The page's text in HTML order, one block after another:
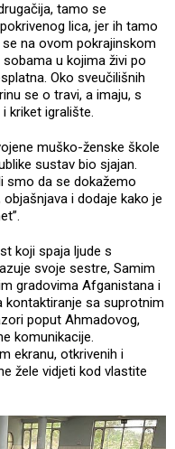
tamo se
lica, jer ih tamo
na ovom pokrajinskom
u kojima živi po
Oko sveučilišnih
se o travi, a imaju, s
kriket igralište.
muško-ženske škole
sustav bio sjajan.
smo da se dokažemo
objašnjava i dodaje kako je
koji spaja ljude s
svoje sestre, Samim
gradovima Afganistana i
sa suprotnim
poput Ahmadovog,
komunikacije.
ekranu, otkrivenih i
žele vidjeti kod vlastite